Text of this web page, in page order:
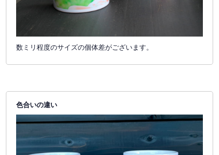
数ミリ程度のサイズの個体差がございます。
色合いの違い